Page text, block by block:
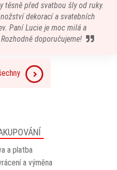
těsně před svatbou šly od ruky.
dekorací a svatebních
Paní Lucie je moc milá a
doporučujeme!
a platba
a výměna